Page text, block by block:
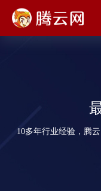
10多年行业经验，腾